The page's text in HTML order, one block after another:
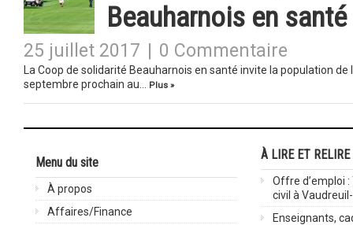
Beauharnois en santé
25 juillet 2017 0 Commentaire
La Coop de solidarité Beauharnois en santé invite la population
septembre prochain au…
Plus »
Menu du site
À propos
Affaires/Finance
À LIRE ET RELIRE
Offre d’emploi
civil à
Enseignants,